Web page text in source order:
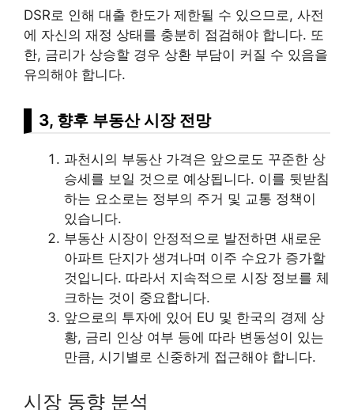
DSR로 인해 대출 한도가 제한될 수 있으므로, 사전
에 자신의 재정 상태를 충분히 점검해야 합니다. 또
한, 금리가 상승할 경우 상환 부담이 커질 수 있음을
유의해야 합니다.
3, 향후 부동산 시장 전망
과천시의 부동산 가격은 앞으로도 꾸준한 상
승세를 보일 것으로 예상됩니다. 이를 뒷받침
하는 요소로는 정부의 주거 및 교통 정책이
있습니다.
부동산 시장이 안정적으로 발전하면 새로운
아파트 단지가 생겨나며 이주 수요가 증가할
것입니다. 따라서 지속적으로 시장 정보를 체
크하는 것이 중요합니다.
앞으로의 투자에 있어 EU 및 한국의 경제 상
황, 금리 인상 여부 등에 따라 변동성이 있는
만큼, 시기별로 신중하게 접근해야 합니다.
시장 동향 분석